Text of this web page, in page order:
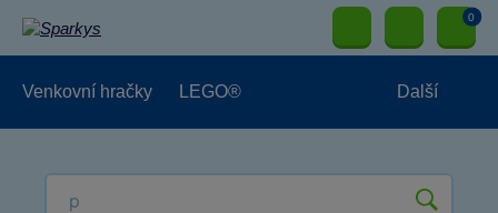
0
Venkovní hračky LEGO® Další